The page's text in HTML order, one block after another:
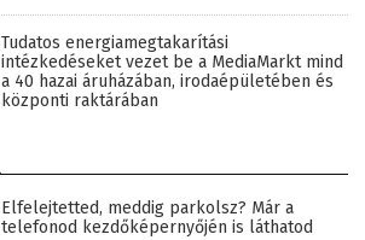
Tudatos energiamegtakarítási
intézkedéseket vezet be a MediaMarkt mind
a 40 hazai áruházában, irodaépületében és
központi raktárában
Elfelejtetted, meddig parkolsz? Már a
telefonod kezdőképernyőjén is láthatod